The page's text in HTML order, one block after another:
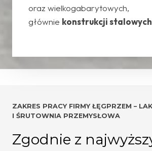
oraz wielkogabarytowych,
głównie konstrukcji stalowych
ZAKRES PRACY FIRMY ŁĘGPRZEM –
I ŚRUTOWNIA PRZEMYSŁOWA
Zgodnie z